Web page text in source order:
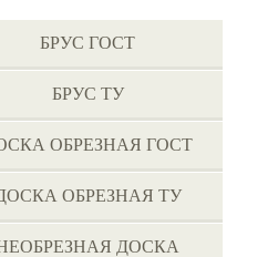
БРУС ГОСТ
БРУС ТУ
ОБРЕЗНАЯ ГОСТ
ОБРЕЗНАЯ ТУ
ДОСКА